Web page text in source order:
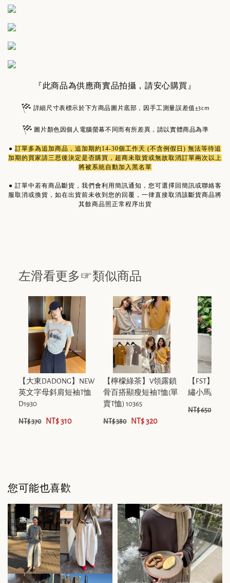
『此商品為供應商實品拍攝，請安心購買』
詳細尺寸表標示於下方商品圖片底部，因手工測量誤差值±3cm
圖片顏色因個人電腦螢幕不同而有所差異，請以實體商品為準
● 訂單多為追加商品 ，追加期約14-30個工作天 (不含例假日) 無法等待追
加期的買家請三思後決定是否購買，超商未取貨或無故取消訂單兩次以上
將被系統自動加入黑名單
● 訂單中若有商品斷貨，我們會利用簡訊通知，您可選擇回簡訊或聯絡客
服取消或換貨，如在出貨前未收到您的回覆，一律直接取消該斷貨商品將
其餘商品照正常程序出貨
左滑看更多☞類似商品
【大東DADONG】NEW
英文字母斜肩短袖T恤
D1930
NT$ 370 NT$ 310
【檸檬綠茶】V領露鎖
骨百搭顯瘦短袖T恤(單
賣T恤) 10365
NT$ 380 NT$ 320
【FST】韓
繡小馬細肩
NT$ 650
您可能也喜歡